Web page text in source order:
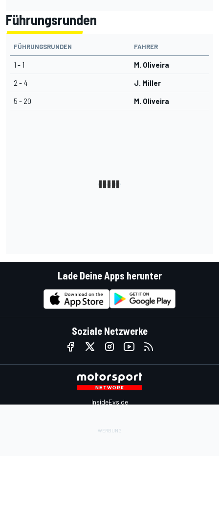
Führungsrunden
FÜHRUNGSRUNDEN FAHRER
1 - 1 M. Oliveira
2 - 4 J. Miller
5 - 20 M. Oliveira
Lade Deine Apps herunter
Soziale Netzwerke
InsideEvs.de
Motorsportstats.com